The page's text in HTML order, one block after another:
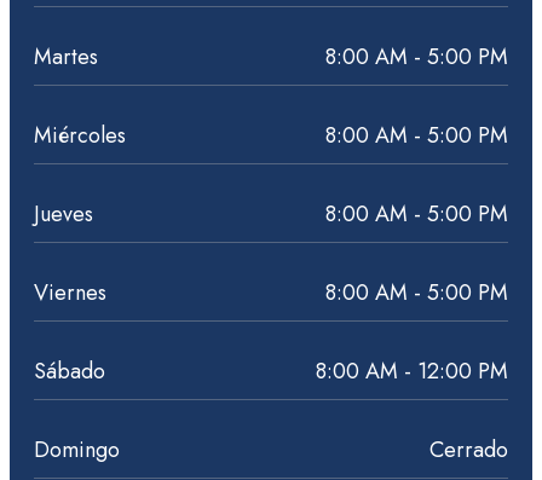
Martes 8:00 AM - 5:00 PM
Miércoles 8:00 AM - 5:00 PM
Jueves 8:00 AM - 5:00 PM
Viernes 8:00 AM - 5:00 PM
Sábado 8:00 AM - 12:00 PM
Domingo Cerrado